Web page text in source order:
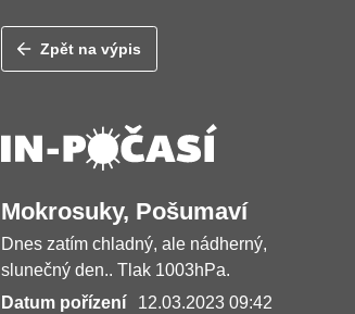
Zpět na výpis
Mokrosuky, Pošumaví
Dnes zatím chladný, ale nádherný,
slunečný den.. Tlak 1003hPa.
Datum pořízení
12.03.2023 09:42